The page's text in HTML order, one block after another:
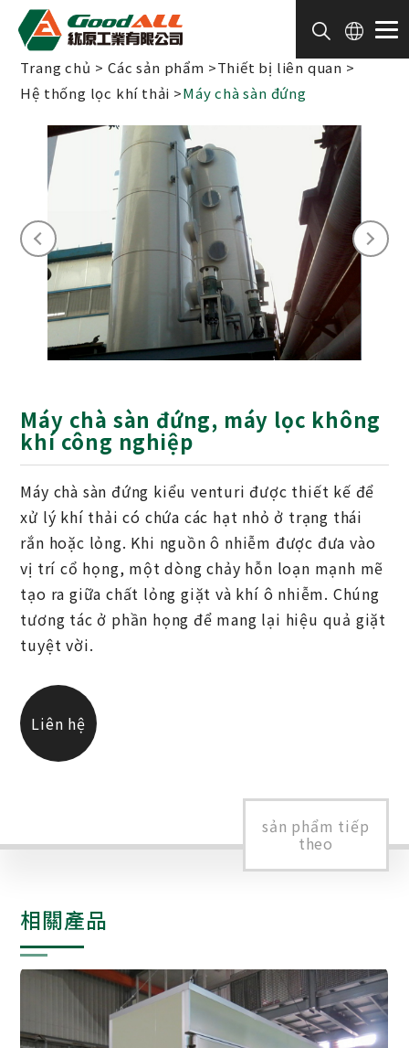
Trang chủ Các sản phẩm
Thiết bị liên quan
Hệ thống lọc khí thải
Máy chà sàn đứng
Máy chà sàn đứng, máy lọc không
khí công nghiệp
Máy chà sàn đứng kiểu venturi được thiết kế để
xử lý khí thải có chứa các hạt nhỏ ở trạng thái
rắn hoặc lỏng. Khi nguồn ô nhiễm được đưa vào
vị trí cổ họng, một dòng chảy hỗn loạn mạnh mẽ
tạo ra giữa chất lỏng giặt và khí ô nhiễm. Chúng
tương tác ở phần họng để mang lại hiệu quả giặt
tuyệt vời.
Liên hệ
sản phẩm tiếp
theo
相關產品
Bảng quản lý cookie